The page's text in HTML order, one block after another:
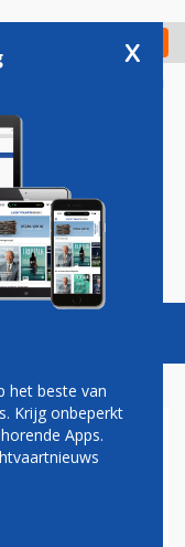
Check in
Vacatures
x
het beste van
Krijg onbeperkt
Apps.